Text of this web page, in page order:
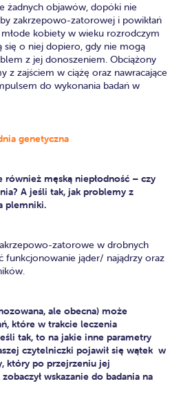
żadnych objawów, dopóki nie
zakrzepowo-zatorowej i powikłań
kobiety w wieku rozrodczym
się o niej dopiero, gdy nie mogą
z jej donoszeniem. Obciążony
z zajściem w ciążę oraz nawracające
do wykonania badań w
genetyczna
męską niepłodność – czy
A jeśli tak, jak problemy z
plemniki.
zatorowe w drobnych
funkcjonowanie jąder/ najądrzy oraz
ale obecna) może
które w trakcie leczenia
tak, to na jakie inne parametry
czytelniczki pojawił się wątek w
który po przejrzeniu jej
wskazanie do badania na